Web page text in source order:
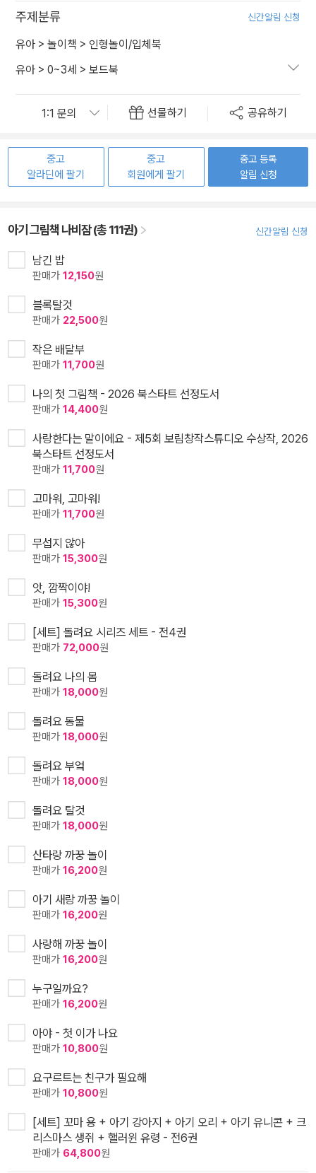
주제분류 신간알림 신청
유아 > 놀이책 > 인형놀이/입체북
유아 > 0~3세 > 보드북
선물하기 공유하기
중고
알라딘에 팔기
중고
회원에게 팔기
중고 등록
알림 신청
아기 그림책 나비잠 (총 111권) 신간알림 신청
남긴 밥
판매가 12,150원
블록탈것
판매가 22,500원
작은 배달부
판매가 11,700원
나의 첫 그림책 - 2026 북스타트 선정도서
판매가 14,400원
사랑한다는 말이에요 - 제5회 보림창작스튜디오 수상작, 2026
북스타트 선정도서
판매가 11,700원
고마워, 고마워!
판매가 11,700원
무섭지 않아
판매가 15,300원
앗, 깜짝이야!
판매가 15,300원
[세트] 돌려요 시리즈 세트 - 전4권
판매가 72,000원
돌려요 나의 몸
판매가 18,000원
돌려요 동물
판매가 18,000원
돌려요 부엌
판매가 18,000원
돌려요 탈것
판매가 18,000원
산타랑 까꿍 놀이
판매가 16,200원
아기 새랑 까꿍 놀이
판매가 16,200원
사랑해 까꿍 놀이
판매가 16,200원
누구일까요?
판매가 16,200원
아야 - 첫 이가 나요
판매가 10,800원
요구르트는 친구가 필요해
판매가 10,800원
[세트] 꼬마 용 + 아기 강아지 + 아기 오리 + 아기 유니콘 + 크
리스마스 생쥐 + 핼러윈 유령 - 전6권
판매가 64,800원